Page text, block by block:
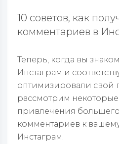
10 советов, как
комментариев в
Теперь, когда вы
Инстаграм и
оптимизировали свой
рассмотрим
привлечения
комментариев к
Инстаграм.